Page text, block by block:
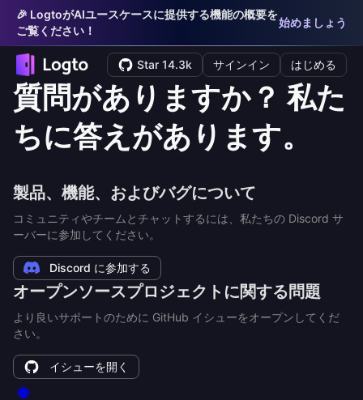
🎉 LogtoがAIユースケースに提供する機能の概要を
ご覧ください！
始めましょう
Star 14.3k サインイン はじめる
質問がありますか？ 私た
ちに答えがあります。
製品、機能、およびバグについて
コミュニティやチームとチャットするには、私たちの Discord サ
ーバーに参加してください。
Discord に参加する
オープンソースプロジェクトに関する問題
より良いサポートのために GitHub イシューをオープンしてくだ
さい。
イシューを開く